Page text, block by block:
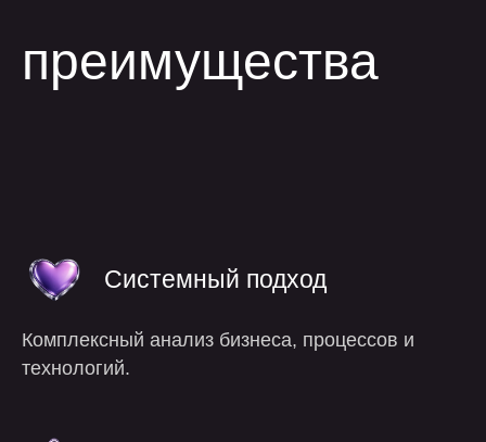
Системный подход
Комплексный анализ бизнеса, процессов и
технологий.